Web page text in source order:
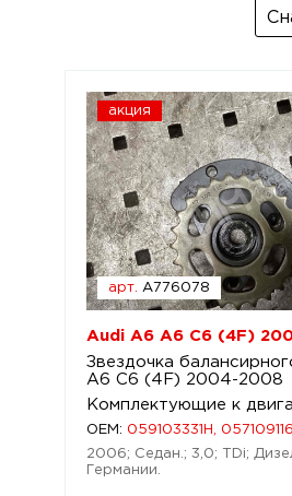
акция
арт. A776078
Audi A6 A6 C6 (4F)
Звездочка
A6 C6 (4F) 2004-2008
Комплектующие к
OEM: 059103331H,
2006; Седан.; 3,0; TDi;
Германии.